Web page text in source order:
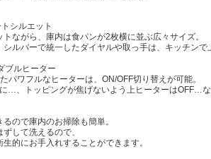
シルエット
ながら、庫内は食パンが2枚横に並ぶ広々サイズ。
ルバーで統一したダイヤルや取っ手は、キッチンで
ブルヒーター
パワフルなヒーターは、ON/OFF切り替えが可能。
…、トッピングが焦げないよう上ヒーターはOFF…な
ので庫内のお掃除も簡単。
して洗えるので、
的にお手入れすることができます。